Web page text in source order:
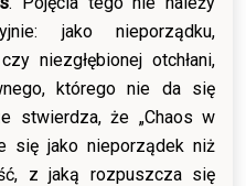
jako nieporządku,
niezgłębionej otchłani,
którego nie da się
stwierdza, że „Chaos w
się jako nieporządek niż
z jaką rozpuszcza się